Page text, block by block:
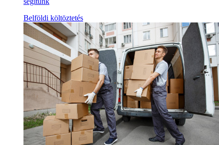
Belföldi költöztetés